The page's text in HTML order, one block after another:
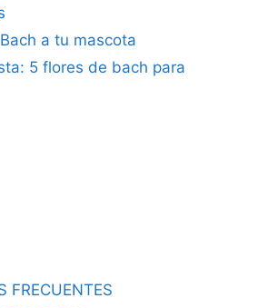
a tu mascota
5 flores de bach para
FRECUENTES